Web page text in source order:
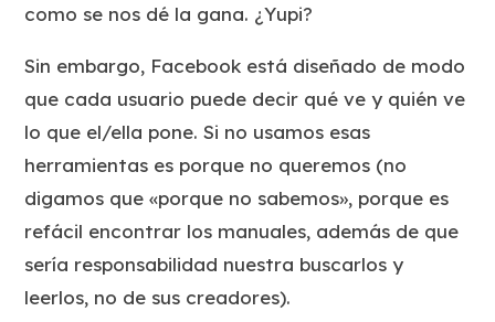
como se nos dé la gana. ¿Yupi?
Sin embargo, Facebook está diseñado de modo
que cada usuario puede decir qué ve y quién ve
lo que el/ella pone. Si no usamos esas
herramientas es porque no queremos (no
digamos que «porque no sabemos», porque es
refácil encontrar los manuales, además de que
sería responsabilidad nuestra buscarlos y
leerlos, no de sus creadores).